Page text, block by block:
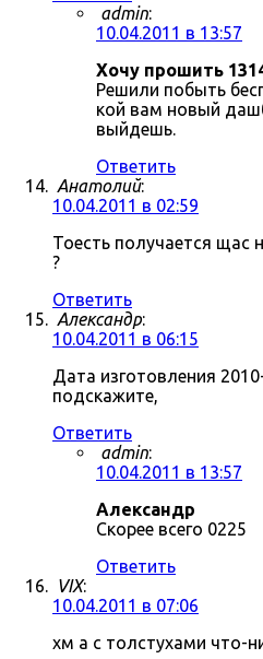
admin:
10.04.2011 в 13:57
Хочу прошить
Решили побыть
кой вам новый
выйдешь.
Ответить
Анатолий:
10.04.2011 в 02:59
Тоесть получается щас
?
Ответить
Александр:
10.04.2011 в 06:15
Дата изготовления
подскажите,
Ответить
admin:
10.04.2011 в 13:57
Александр
Скорее всего 0225
Ответить
VIX:
10.04.2011 в 07:06
хм а с толстухами что-